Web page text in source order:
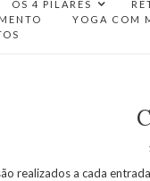
OS 4 PILARES
YOGA COM
realizados a cada